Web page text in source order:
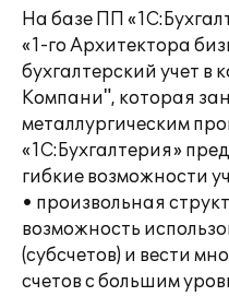
На базе ПП
«1-го Архитектора
бухгалтерский учет
Компани", которая
металлургическим
«1С:Бухгалтерия»
гибкие возможности
• произвольная
возможность
(субсчетов) и вести
счетов с большим